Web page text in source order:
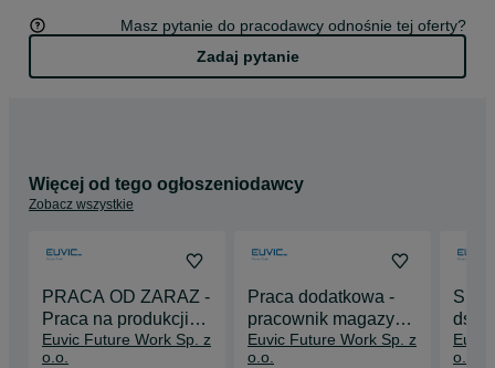
Masz pytanie do pracodawcy odnośnie tej oferty?
Zadaj pytanie
Więcej od tego ogłoszeniodawcy
Zobacz wszystkie
PRACA OD ZARAZ -
Praca na produkcji–
2 zmiany | (K/M/X)
Euvic Future Work Sp. z
o.o.
Praca dodatkowa -
pracownik magazynu
(K/M) - zmiany nocne
Euvic Future Work Sp. z
o.o.
ds.
o.o.